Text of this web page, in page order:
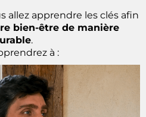
allez apprendre les clés afin
bien-être de manière
.
à :